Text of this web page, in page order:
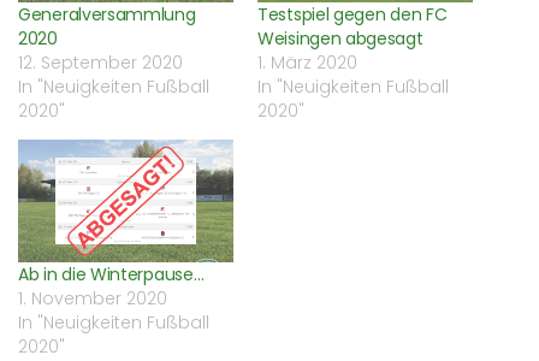
Generalversammlung
2020
12. September 2020
In "Neuigkeiten Fußball
2020"
Testspiel gegen den FC
Weisingen abgesagt
1. März 2020
In "Neuigkeiten Fußball
2020"
Ab in die Winterpause…
1. November 2020
In "Neuigkeiten Fußball
2020"